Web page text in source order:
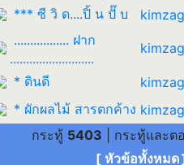
*** ซี วิ ด....ปิ้ น ปั๊ บ
................. ฝาก
..........................
* ดินดี
* ผักผลไม้ สารตกค้าง
กระทู้ 5403 | กระทู้และ
[ หัวข้อทั้งหมด